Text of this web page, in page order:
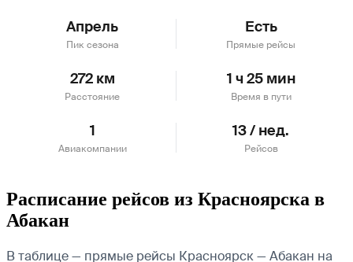
Апрель
Пик сезона
Есть
Прямые рейсы
272 км
Расстояние
1 ч 25 мин
Время в пути
1
Авиакомпании
13 / нед.
Рейсов
Расписание рейсов из Красноярска в
Абакан
В таблице — прямые рейсы Красноярск — Абакан на